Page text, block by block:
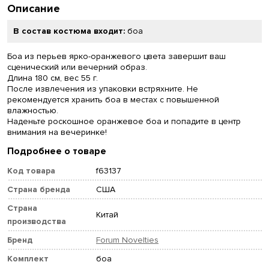
Описание
В состав костюма входит: боа
Боа из перьев ярко-оранжевого цвета завершит ваш
сценический или вечерний образ.
Длина 180 см, вес 55 г.
После извлечения из упаковки встряхните. Не
рекомендуется хранить боа в местах с повышенной
влажностью.
Наденьте роскошное оранжевое боа и попадите в центр
внимания на вечеринке!
Подробнее о товаре
Код товара
f63137
Страна бренда
США
Страна
производства
Китай
Бренд
Forum Novelties
Комплект
боа